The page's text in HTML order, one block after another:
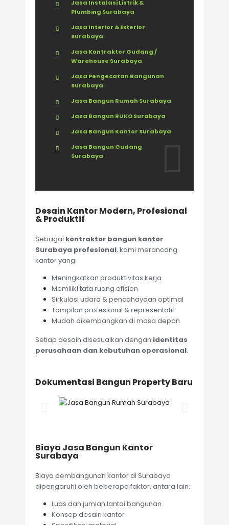
Jasa Instalasi Listrik &
Plumbing Surabaya
Jasa Interior & Exterior
Surabaya
Jasa Kontraktor Gudang /
Warehouse Surabaya
Jasa Pengecatan Bangunan
Surabaya
Jasa Bangun Rumah Surabaya
Jasa Bangun RUKO Surabaya
Jasa Bangun Kantor Surabaya
Jasa Bangun Gudang
Surabaya
Desain Kantor Modern, Profesional
& Produktif
Sebagai kontraktor bangun kantor
Surabaya profesional, kami merancang
kantor yang:
Meningkatkan produktivitas kerja
Memiliki tata ruang efisien
Sirkulasi udara & pencahayaan optimal
Tampilan profesional & representatif
Mudah dikembangkan di masa depan
Setiap desain disesuaikan dengan identitas
perusahaan dan kebutuhan operasional.
Dokumentasi Bangun Property Baru
Biaya Jasa Bangun Kantor
Surabaya
Biaya pembangunan kantor di Surabaya
dipengaruhi oleh beberapa faktor, antara lain:
Luas dan jumlah lantai bangunan
Konsep desain kantor